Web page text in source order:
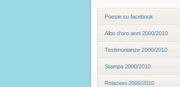
Poesie su facebook
Albo d'oro anni 2000/2010
Testimonianze 2000/2010
Stampa 2000/2010
Relazioni 2000/2010